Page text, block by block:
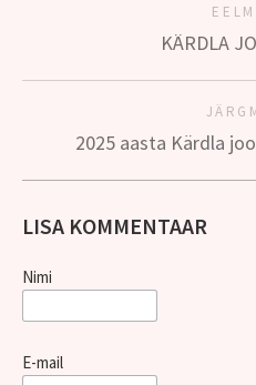
KÄRDLA
2025 aasta Kärdla
LISA KOMMENTAAR
Nimi
E-mail